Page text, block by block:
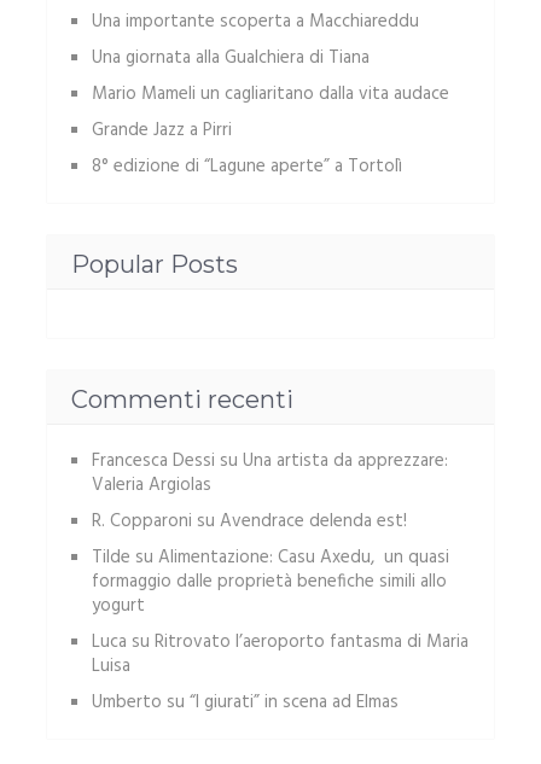
Una importante scoperta a Macchiareddu
Una giornata alla Gualchiera di Tiana
Mario Mameli un cagliaritano dalla vita audace
Grande Jazz a Pirri
8° edizione di “Lagune aperte” a Tortolì
Popular Posts
Commenti recenti
Francesca Dessi su Una artista da apprezzare:
Valeria Argiolas
R. Copparoni su Avendrace delenda est!
Tilde su Alimentazione: Casu Axedu, un quasi
formaggio dalle proprietà benefiche simili allo
yogurt
Luca su Ritrovato l’aeroporto fantasma di Maria
Luisa
Umberto su “I giurati” in scena ad Elmas